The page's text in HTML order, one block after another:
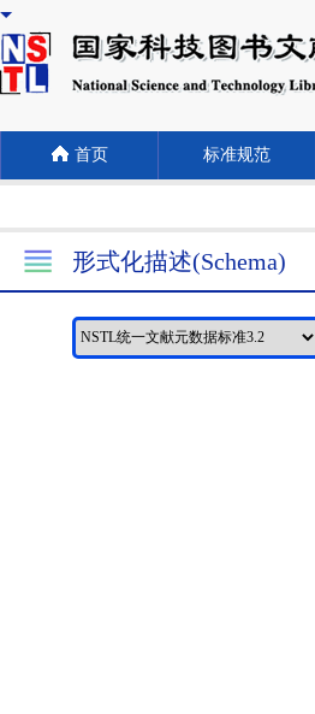
首页 标准规范
形式化描述(Schema)